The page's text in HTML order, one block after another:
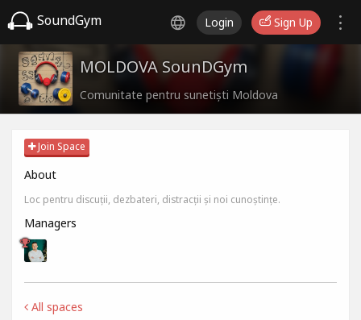
SoundGym Login Sign Up
MOLDOVA SounDGym
Comunitate pentru sunetiști Moldova
Join Space
About
Loc pentru discuții, dezbateri, distracții și noi cunoștințe.
Managers
All spaces